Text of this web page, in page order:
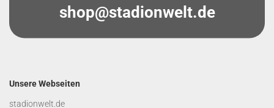
shop@stadionwelt.de
Unsere Webseiten
stadionwelt.de